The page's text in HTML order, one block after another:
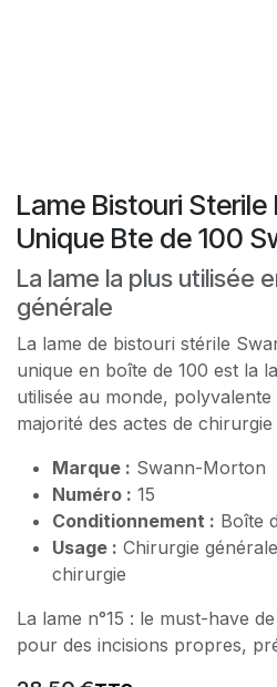
Lame Bistouri Sterile
Unique Bte de 100
La lame la plus utilisée
générale
La lame de bistouri stérile
unique en boîte de 100 est la
utilisée au monde,
majorité des actes de
Marque : Swann-Morton
Numéro : 15
Conditionnement : Boîte
Usage : Chirurgie
chirurgie
La lame n°15 : le must-have
pour des incisions propres,